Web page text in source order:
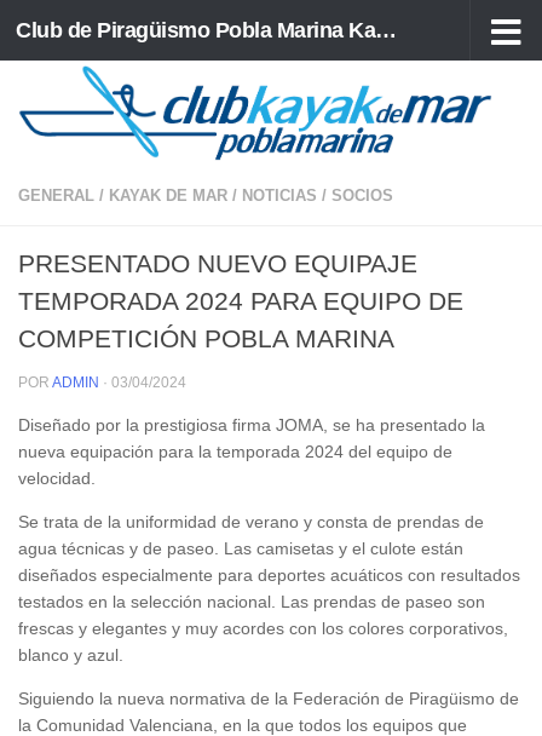
Saltar al contenido Club de Piragüismo Pobla Marina Kayak de Mar
GENERAL / KAYAK DE MAR / NOTICIAS / SOCIOS
PRESENTADO NUEVO EQUIPAJE
TEMPORADA 2024 PARA EQUIPO DE
COMPETICIÓN POBLA MARINA
POR ADMIN · 03/04/2024
Diseñado por la prestigiosa firma JOMA, se ha presentado la
nueva equipación para la temporada 2024 del equipo de
velocidad.
Se trata de la uniformidad de verano y consta de prendas de
agua técnicas y de paseo. Las camisetas y el culote están
diseñados especialmente para deportes acuáticos con resultados
testados en la selección nacional. Las prendas de paseo son
frescas y elegantes y muy acordes con los colores corporativos,
blanco y azul.
Siguiendo la nueva normativa de la Federación de Piragüismo de
la Comunidad Valenciana, en la que todos los equipos que